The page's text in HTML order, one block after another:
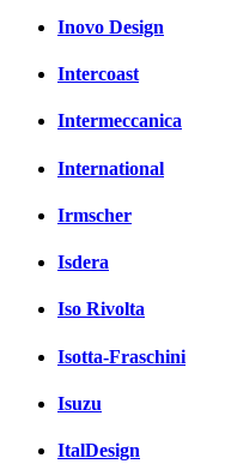
Inovo Design
Intercoast
Intermeccanica
International
Irmscher
Isdera
Iso Rivolta
Isotta-Fraschini
Isuzu
ItalDesign